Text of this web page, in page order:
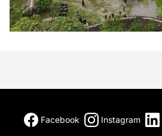
Facebook Instagram